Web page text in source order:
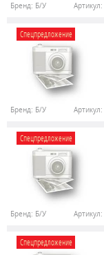
Бренд: Б/У Артикул:
Спецпредложение
Бренд: Б/У Артикул:
Спецпредложение
Бренд: Б/У Артикул:
Спецпредложение